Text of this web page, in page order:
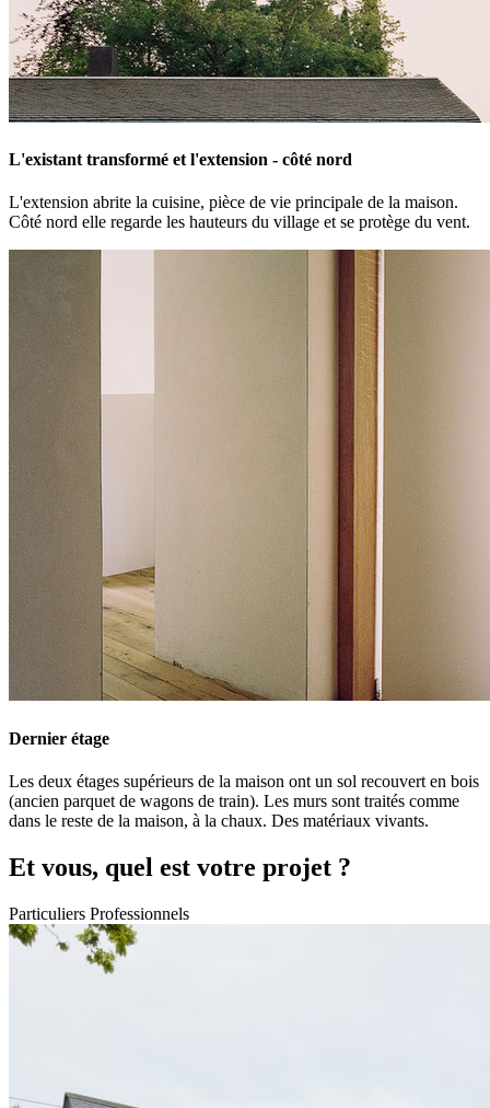
L'existant transformé et l'extension - côté nord
L'extension abrite la cuisine, pièce de vie principale de la maison.
Côté nord elle regarde les hauteurs du village et se protège du vent.
Dernier étage
Les deux étages supérieurs de la maison ont un sol recouvert en bois
(ancien parquet de wagons de train). Les murs sont traités comme
dans le reste de la maison, à la chaux. Des matériaux vivants.
Et vous, quel est votre projet ?
Particuliers Professionnels